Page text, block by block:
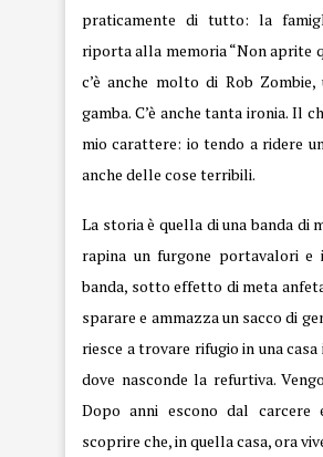
praticamente di tutto: la
riporta alla memoria “Non aprite
c’è anche molto di Rob
gamba. C’è anche tanta ironia. Il
mio carattere: io tendo a ridere
anche delle cose terribili.
La storia è quella di una banda di
rapina un furgone portavalori e
banda, sotto effetto di meta
sparare e ammazza un sacco di
riesce a trovare rifugio in una casa
dove nasconde la refurtiva.
Dopo anni escono dal carcere
scoprire che, in quella casa, ora